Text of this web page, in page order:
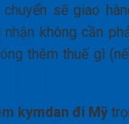
sẽ giao
không cần
thêm thuế gì
kymdan đi Mỹ